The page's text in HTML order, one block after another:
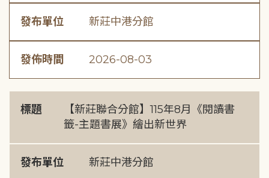
發布單位 新莊中港分館
發佈時間 2026-08-03
標題
【新莊聯合分館】115年8月《閱讀書
籤-主題書展》繪出新世界
發布單位 新莊中港分館